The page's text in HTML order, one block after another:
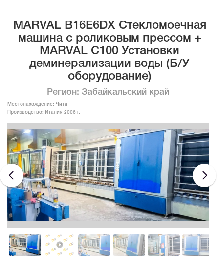
MARVAL B16E6DX Стекломоечная
машина с роликовым прессом +
MARVAL C100 Установки
деминерализации воды (Б/У
оборудование)
Регион: Забайкальский край
Местонахождение: Чита
Производство:
Италия 2006 г.